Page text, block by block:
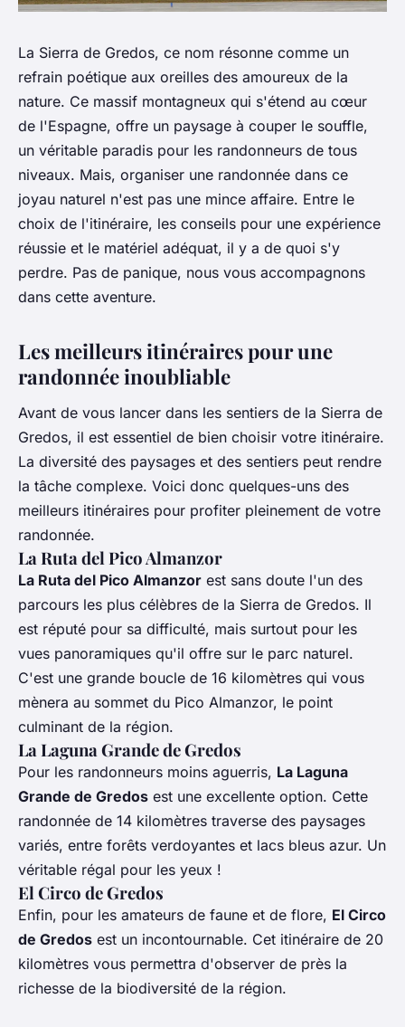
La Sierra de Gredos, ce nom résonne comme un
refrain poétique aux oreilles des amoureux de la
nature. Ce massif montagneux qui s'étend au cœur
de l'Espagne, offre un paysage à couper le souffle,
un véritable paradis pour les randonneurs de tous
niveaux. Mais, organiser une randonnée dans ce
joyau naturel n'est pas une mince affaire. Entre le
choix de l'itinéraire, les conseils pour une expérience
réussie et le matériel adéquat, il y a de quoi s'y
perdre. Pas de panique, nous vous accompagnons
dans cette aventure.
Les meilleurs itinéraires pour une
randonnée inoubliable
Avant de vous lancer dans les sentiers de la Sierra de
Gredos, il est essentiel de bien choisir votre itinéraire.
La diversité des paysages et des sentiers peut rendre
la tâche complexe. Voici donc quelques-uns des
meilleurs itinéraires pour profiter pleinement de votre
randonnée.
La Ruta del Pico Almanzor
La Ruta del Pico Almanzor est sans doute l'un des
parcours les plus célèbres de la Sierra de Gredos. Il
est réputé pour sa difficulté, mais surtout pour les
vues panoramiques qu'il offre sur le parc naturel.
C'est une grande boucle de 16 kilomètres qui vous
mènera au sommet du Pico Almanzor, le point
culminant de la région.
La Laguna Grande de Gredos
Pour les randonneurs moins aguerris, La Laguna
Grande de Gredos est une excellente option. Cette
randonnée de 14 kilomètres traverse des paysages
variés, entre forêts verdoyantes et lacs bleus azur. Un
véritable régal pour les yeux !
El Circo de Gredos
Enfin, pour les amateurs de faune et de flore, El Circo
de Gredos est un incontournable. Cet itinéraire de 20
kilomètres vous permettra d'observer de près la
richesse de la biodiversité de la région.